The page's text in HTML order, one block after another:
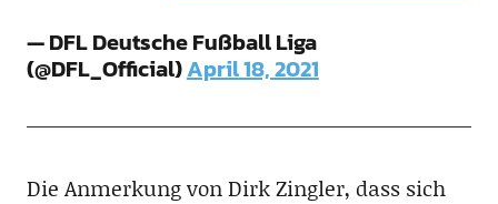
— DFL Deutsche Fußball Liga
(@DFL_Official)April 18, 2021
Die Anmerkung von Dirk Zingler, dass sich